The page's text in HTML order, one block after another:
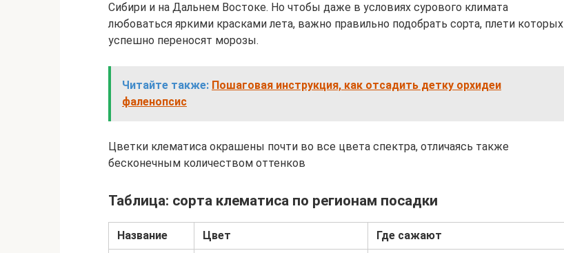
Сибири и на Дальнем Востоке. Но чтобы даже в условиях сурового климата
любоваться яркими красками лета, важно правильно подобрать сорта, плети которых
успешно переносят морозы.
Читайте также: Пошаговая инструкция, как отсадить детку орхидеи
фаленопсис
Цветки клематиса окрашены почти во все цвета спектра, отличаясь также
бесконечным количеством оттенков
Таблица: сорта клематиса по регионам посадки
Название Цвет Где сажают